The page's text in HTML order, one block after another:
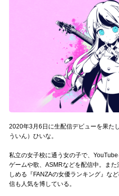
記事リクエスト
muevoクラウドファンディング
muevoコミュニティ
ぶいクラ！by muevo
ぶいコミュ！by muevo
2020年3月6日に生配信デビューを果た
ういん）ひいな。
私立の女子校に通う女の子で、YouTube
ゲームや歌、ASMRなどを配信中。ま
しめる『FANZAの女優ランキング』な
信も人気を博している。